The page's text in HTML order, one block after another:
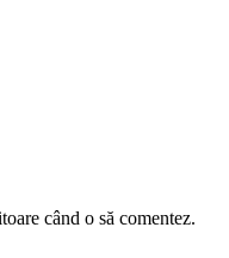
când o să comentez.